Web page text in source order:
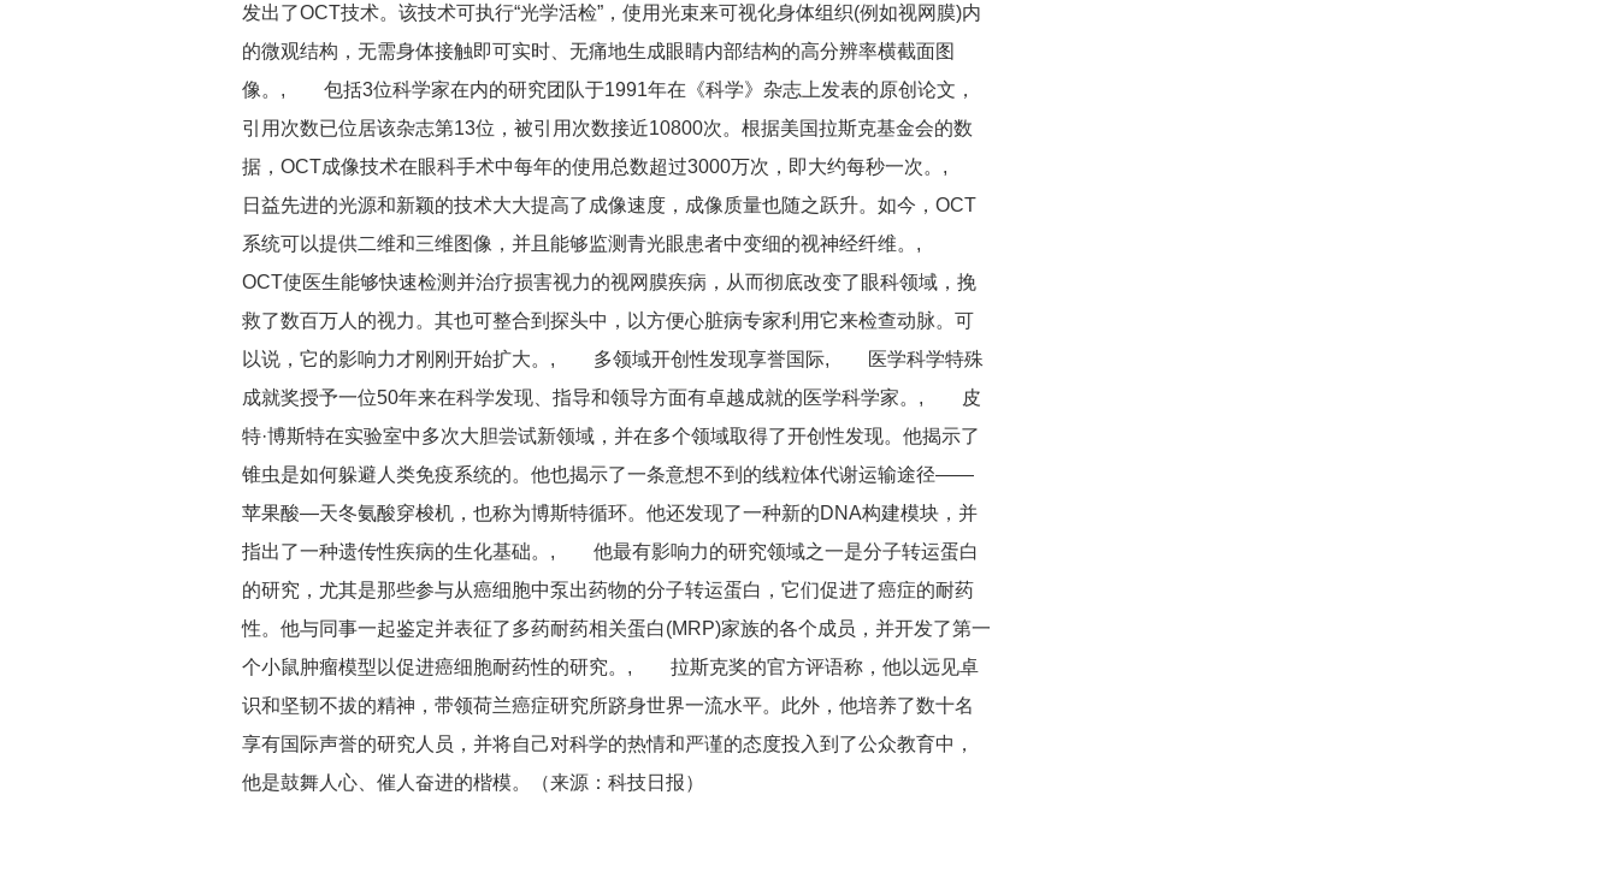
发出了OCT技术。该技术可执行“光学活检”，使用光束来可视化身体组织(例如视网膜)内
的微观结构，无需身体接触即可实时、无痛地生成眼睛内部结构的高分辨率横截面图
像。, 包括3位科学家在内的研究团队于1991年在《科学》杂志上发表的原创论文，
引用次数已位居该杂志第13位，被引用次数接近10800次。根据美国拉斯克基金会的数
据，OCT成像技术在眼科手术中每年的使用总数超过3000万次，即大约每秒一次。,
日益先进的光源和新颖的技术大大提高了成像速度，成像质量也随之跃升。如今，OCT
系统可以提供二维和三维图像，并且能够监测青光眼患者中变细的视神经纤维。,
OCT使医生能够快速检测并治疗损害视力的视网膜疾病，从而彻底改变了眼科领域，挽
救了数百万人的视力。其也可整合到探头中，以方便心脏病专家利用它来检查动脉。可
以说，它的影响力才刚刚开始扩大。, 多领域开创性发现享誉国际, 医学科学特殊
成就奖授予一位50年来在科学发现、指导和领导方面有卓越成就的医学科学家。, 皮
特·博斯特在实验室中多次大胆尝试新领域，并在多个领域取得了开创性发现。他揭示了
锥虫是如何躲避人类免疫系统的。他也揭示了一条意想不到的线粒体代谢运输途径——
苹果酸—天冬氨酸穿梭机，也称为博斯特循环。他还发现了一种新的DNA构建模块，并
指出了一种遗传性疾病的生化基础。, 他最有影响力的研究领域之一是分子转运蛋白
的研究，尤其是那些参与从癌细胞中泵出药物的分子转运蛋白，它们促进了癌症的耐药
性。他与同事一起鉴定并表征了多药耐药相关蛋白(MRP)家族的各个成员，并开发了第一
个小鼠肿瘤模型以促进癌细胞耐药性的研究。, 拉斯克奖的官方评语称，他以远见卓
识和坚韧不拔的精神，带领荷兰癌症研究所跻身世界一流水平。此外，他培养了数十名
享有国际声誉的研究人员，并将自己对科学的热情和严谨的态度投入到了公众教育中，
他是鼓舞人心、催人奋进的楷模。（来源：科技日报）